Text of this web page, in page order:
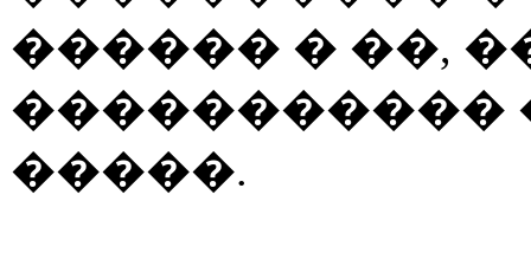
������ � ��,
�����������
�����.